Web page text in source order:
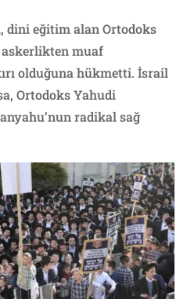
dini eğitim alan Ortodoks
muaf
olduğuna hükmetti. İsrail
Ortodoks Yahudi
radikal sağ